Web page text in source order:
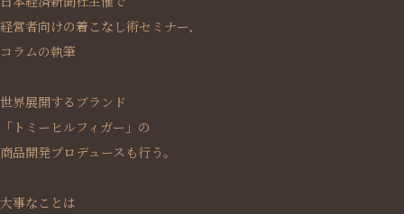
経営者向けの着こなし術セミナー、
コラムの執筆
世界展開するブランド
「トミーヒルフィガー」の
商品開発プロデュースも行う。
大事なことは